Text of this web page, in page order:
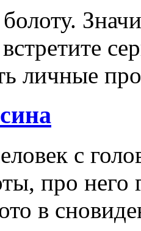
личные
с
про него
в